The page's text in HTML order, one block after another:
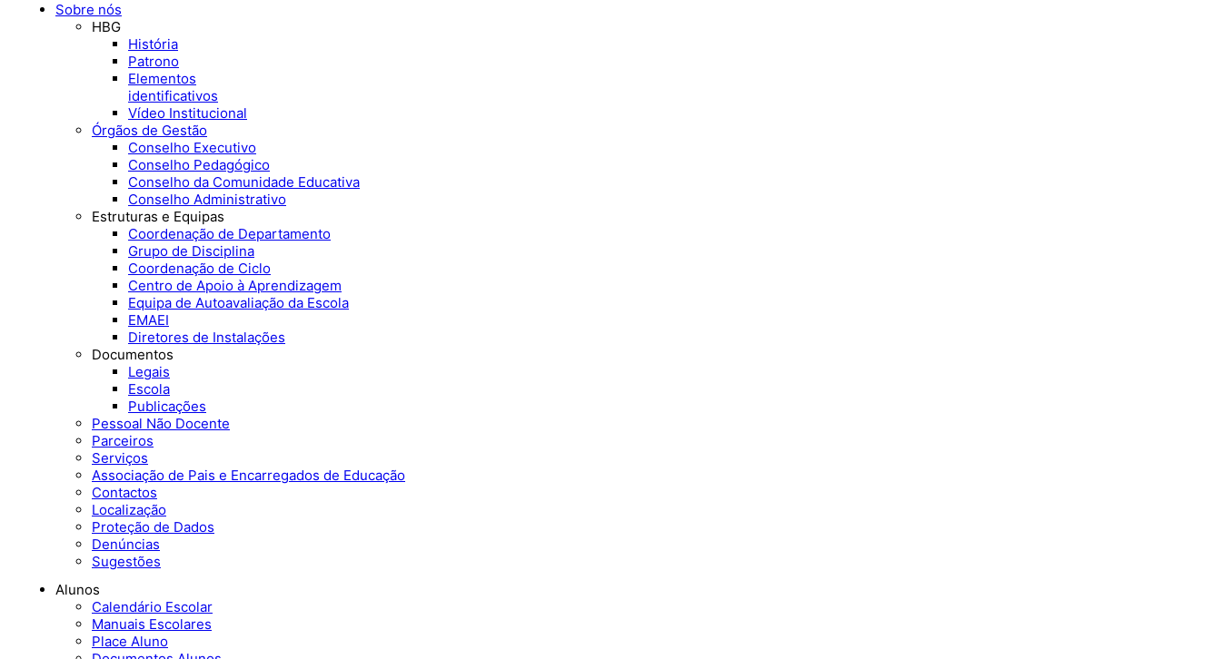
Sobre nós
HBG
História
Patrono
Elementos
identificativos
Vídeo Institucional
Órgãos de Gestão
Conselho Executivo
Conselho Pedagógico
Conselho da Comunidade Educativa
Conselho Administrativo
Estruturas e Equipas
Coordenação de Departamento
Grupo de Disciplina
Coordenação de Ciclo
Centro de Apoio à Aprendizagem
Equipa de Autoavaliação da Escola
EMAEI
Diretores de Instalações
Documentos
Legais
Escola
Publicações
Pessoal Não Docente
Parceiros
Serviços
Associação de Pais e Encarregados de Educação
Contactos
Localização
Proteção de Dados
Denúncias
Sugestões
Alunos
Calendário Escolar
Manuais Escolares
Place Aluno